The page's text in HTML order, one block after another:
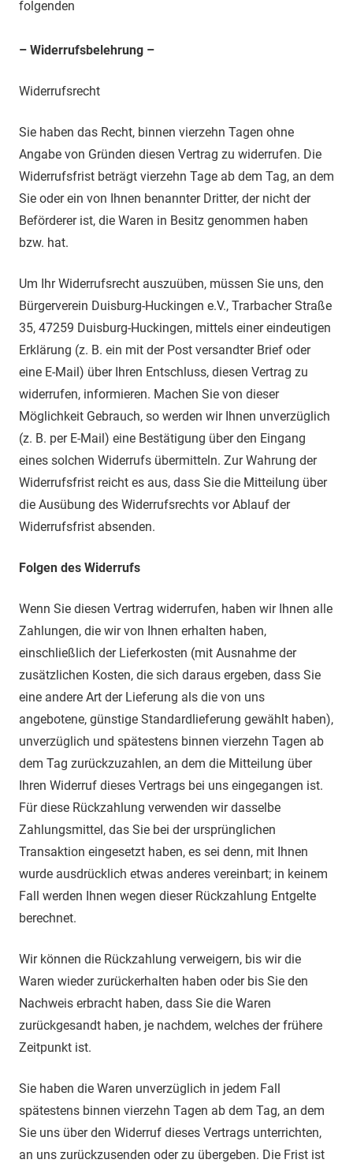
folgenden
– Widerrufsbelehrung –
Widerrufsrecht
Sie haben das Recht, binnen vierzehn Tagen ohne
Angabe von Gründen diesen Vertrag zu widerrufen. Die
Widerrufsfrist beträgt vierzehn Tage ab dem Tag, an dem
Sie oder ein von Ihnen benannter Dritter, der nicht der
Beförderer ist, die Waren in Besitz genommen haben
bzw. hat.
Um Ihr Widerrufsrecht auszuüben, müssen Sie uns, den
Bürgerverein Duisburg-Huckingen e.V., Trarbacher Straße
35, 47259 Duisburg-Huckingen, mittels einer eindeutigen
Erklärung (z. B. ein mit der Post versandter Brief oder
eine E-Mail) über Ihren Entschluss, diesen Vertrag zu
widerrufen, informieren. Machen Sie von dieser
Möglichkeit Gebrauch, so werden wir Ihnen unverzüglich
(z. B. per E-Mail) eine Bestätigung über den Eingang
eines solchen Widerrufs übermitteln. Zur Wahrung der
Widerrufsfrist reicht es aus, dass Sie die Mitteilung über
die Ausübung des Widerrufsrechts vor Ablauf der
Widerrufsfrist absenden.
Folgen des Widerrufs
Wenn Sie diesen Vertrag widerrufen, haben wir Ihnen alle
Zahlungen, die wir von Ihnen erhalten haben,
einschließlich der Lieferkosten (mit Ausnahme der
zusätzlichen Kosten, die sich daraus ergeben, dass Sie
eine andere Art der Lieferung als die von uns
angebotene, günstige Standardlieferung gewählt haben),
unverzüglich und spätestens binnen vierzehn Tagen ab
dem Tag zurückzuzahlen, an dem die Mitteilung über
Ihren Widerruf dieses Vertrags bei uns eingegangen ist.
Für diese Rückzahlung verwenden wir dasselbe
Zahlungsmittel, das Sie bei der ursprünglichen
Transaktion eingesetzt haben, es sei denn, mit Ihnen
wurde ausdrücklich etwas anderes vereinbart; in keinem
Fall werden Ihnen wegen dieser Rückzahlung Entgelte
berechnet.
Wir können die Rückzahlung verweigern, bis wir die
Waren wieder zurückerhalten haben oder bis Sie den
Nachweis erbracht haben, dass Sie die Waren
zurückgesandt haben, je nachdem, welches der frühere
Zeitpunkt ist.
Sie haben die Waren unverzüglich in jedem Fall
spätestens binnen vierzehn Tagen ab dem Tag, an dem
Sie uns über den Widerruf dieses Vertrags unterrichten,
an uns zurückzusenden oder zu übergeben. Die Frist ist